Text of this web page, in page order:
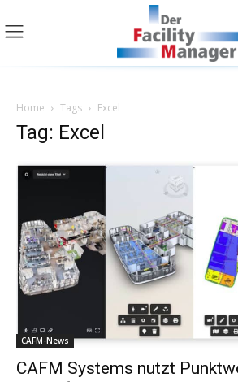
Home Tags Excel
Tag: Excel
CAFM-News
CAFM Systems nutzt